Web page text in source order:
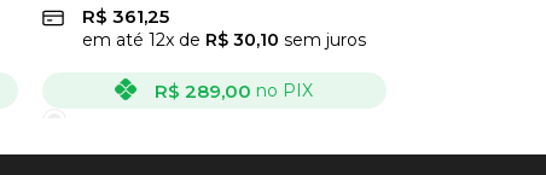
R$ 361,25
em até 12x de R$30,10 sem juros
R$ 289,00 no PIX
VER OPÇÕES VER OPÇÕES